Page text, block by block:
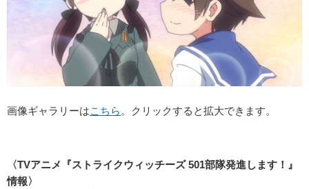
画像ギャラリーはこちら 。クリックすると拡大できます。
〈TVアニメ『ストライクウィッチーズ 501部隊発進します！』
情報〉